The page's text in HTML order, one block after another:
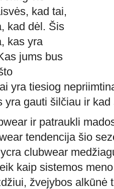
kad tai,
kad dėl. Šis
kas yra
jums bus
yra tiesiog
yra gauti šilčiau ir
ir patraukli
tendencija šio
clubwear
kaip sistemos
žvejybos alkūnė